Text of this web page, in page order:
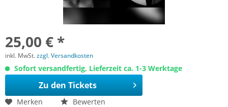
25,00 € *
inkl. MwSt.zzgl. Versandkosten
Sofort versandfertig, Lieferzeit ca. 1-3 Werktage
Zu den Tickets
Merken Bewerten